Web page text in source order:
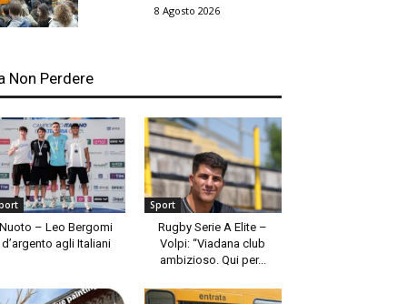
8 Agosto 2026
Non Perdere
Nuoto – Leo Bergomi
d’argento agli Italiani
Sport
Rugby Serie A Elite –
Volpi: “Viadana club
ambizioso. Qui per...